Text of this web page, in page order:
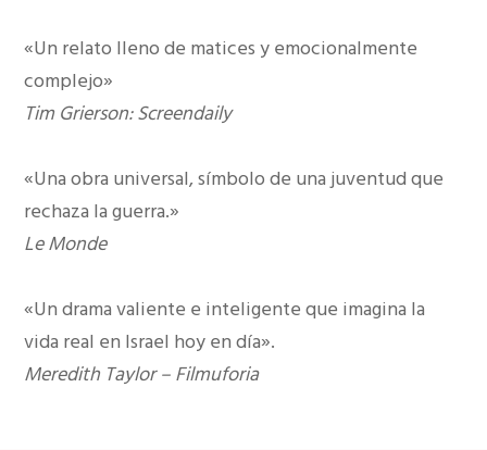
«Un relato lleno de matices y emocionalmente
complejo»
Tim Grierson: Screendaily
«Una obra universal, símbolo de una juventud que
rechaza la guerra.»
Le Monde
«Un drama valiente e inteligente que imagina la
vida real en Israel hoy en día».
Meredith Taylor – Filmuforia